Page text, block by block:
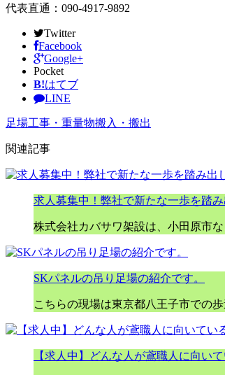
代表直通：090-4917-9892
Twitter
Facebook
Google+
Pocket
B!はてブ
LINE
足場工事・重量物搬入・搬出
関連記事
求人募集中！弊社で新たな一歩を踏
株式会社カバサワ架設は、小田原市
SKパネルの吊り足場の紹介です。
こちらの現場は東京都八王子市での
【求人中】どんな人が鳶職人に向い